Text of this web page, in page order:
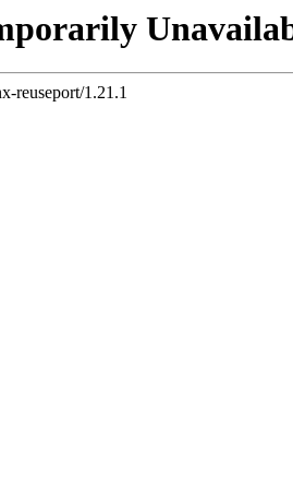
reuseport/1.21.1